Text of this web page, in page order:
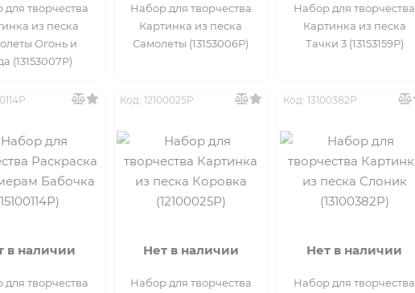
творчества
из песка
Огонь и
(13153007Р)
Набор для творчества
Картинка из песка
Самолеты (13153006Р)
Набор для творчества
Картинка из песка
Тачки 3 (13153159Р)
в наличии
творчества
Код: 12100025Р
Нет в наличии
Набор для творчества
Код: 13100382Р
Нет в наличии
Набор для творчества